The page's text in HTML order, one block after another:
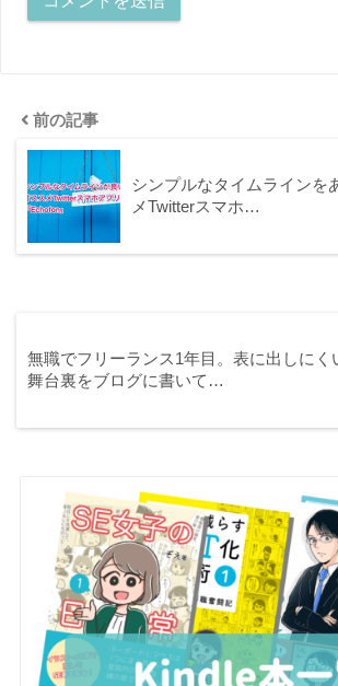
前の記事
シンプルなタイムラインを
メTwitterスマホ…
無職でフリーランス1年目。表に出しにく
舞台裏をブログに書いて…